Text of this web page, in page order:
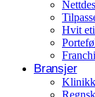
Hvit
Bransjer